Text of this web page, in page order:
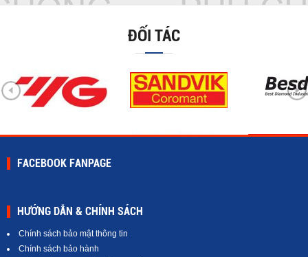
ĐỐI TÁC
FACEBOOK FANPAGE
HƯỚNG DẪN & CHÍNH SÁCH
Chính sách bảo mật thông tin
Chính sách bảo hành